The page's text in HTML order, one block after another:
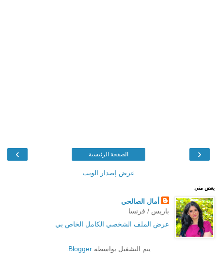
‹
› الصفحة الرئيسية
عرض إصدار الويب
بعض مني
أمال الصالحي
باريس / فرنسا
عرض الملف الشخصي الكامل الخاص بي
يتم التشغيل بواسطة Blogger